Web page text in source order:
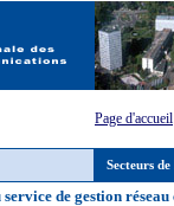
Secteurs
Page d'accueil
de gestion